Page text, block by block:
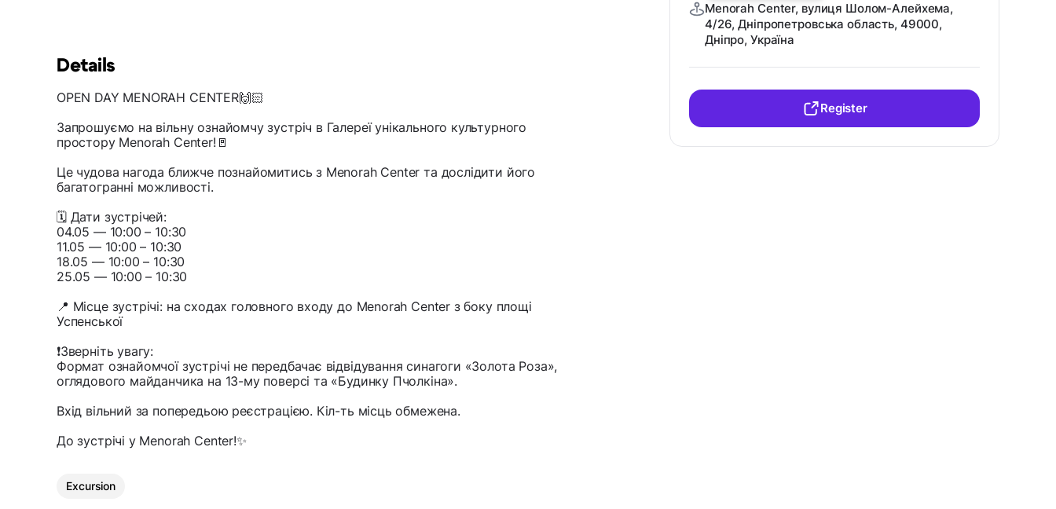
Details
OPEN DAY MENORAH CENTER🙌🏻
Запрошуємо на вільну ознайомчу зустріч в Галереї унікального культурного
простору Menorah Center!🚪
Це чудова нагода ближче познайомитись з Menorah Center та дослідити його
багатогранні можливості.
🗓️ Дати зустрічей:
04.05 — 10:00 – 10:30
11.05 — 10:00 – 10:30
18.05 — 10:00 – 10:30
25.05 — 10:00 – 10:30
📍 Місце зустрічі: на сходах головного входу до Menorah Center з боку площі
Успенської
❗️Зверніть увагу:
Формат ознайомчої зустрічі не передбачає відвідування синагоги «Золота Роза»,
оглядового майданчика на 13-му поверсі та «Будинку Пчолкіна».
Вхід вільний за попередьою реєстрацією. Кіл-ть місць обмежена.
До зустрічі у Menorah Center!✨
Excursion
Menorah Center, вулиця Шолом-Алейхема,
4/26, Дніпропетровська область, 49000,
Дніпро, Україна
Register